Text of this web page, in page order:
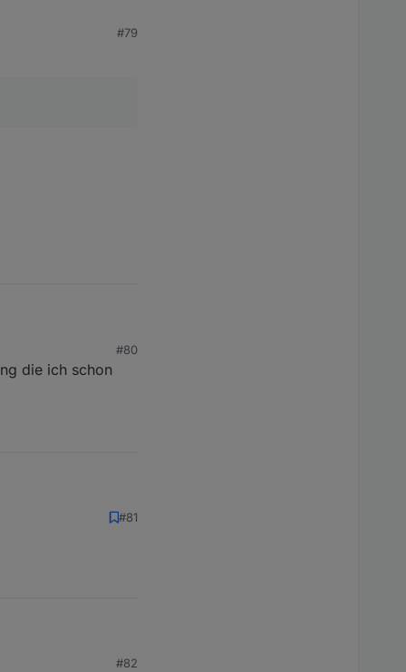
#79
#80
die ich schon
#81
#82